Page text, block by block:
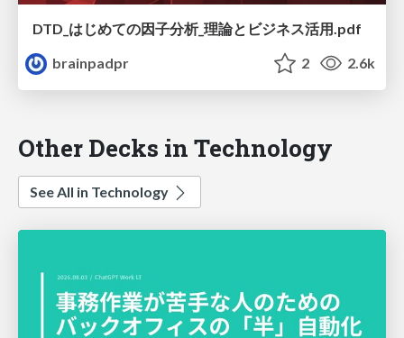
DTD_はじめての因子分析_理論とビジネス活用.pdf
brainpadpr
2 2.6k
Other Decks in Technology
See All in Technology